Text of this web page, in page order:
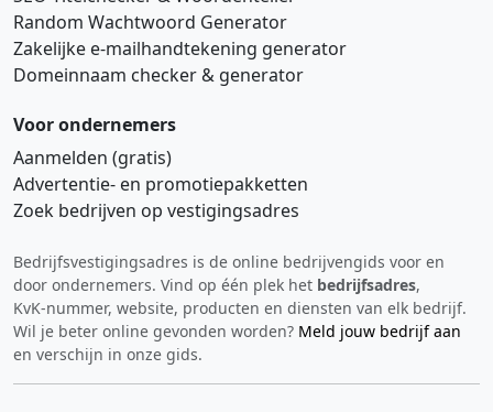
Random Wachtwoord Generator
Zakelijke e‑mailhandtekening generator
Domeinnaam checker & generator
Voor ondernemers
Aanmelden (gratis)
Advertentie‑ en promotiepakketten
Zoek bedrijven op vestigingsadres
Bedrijfsvestigingsadres is de online bedrijvengids voor en
door ondernemers. Vind op één plek het bedrijfsadres,
KvK‑nummer, website, producten en diensten van elk bedrijf.
Wil je beter online gevonden worden? Meld jouw bedrijf aan
en verschijn in onze gids.
Hi 👋 We horen graag uw feedback!